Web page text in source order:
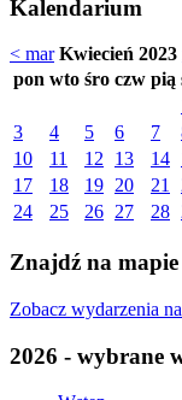
Kalendarium
< mar Kwiecień 2023
pon wto śro czw pią
3
4 5 6 7
10
11 12 13 14
17
18 19 20 21
24
25 26 27 28
Znajdź na mapie
Zobacz wydarzenia
2026 - wybrane